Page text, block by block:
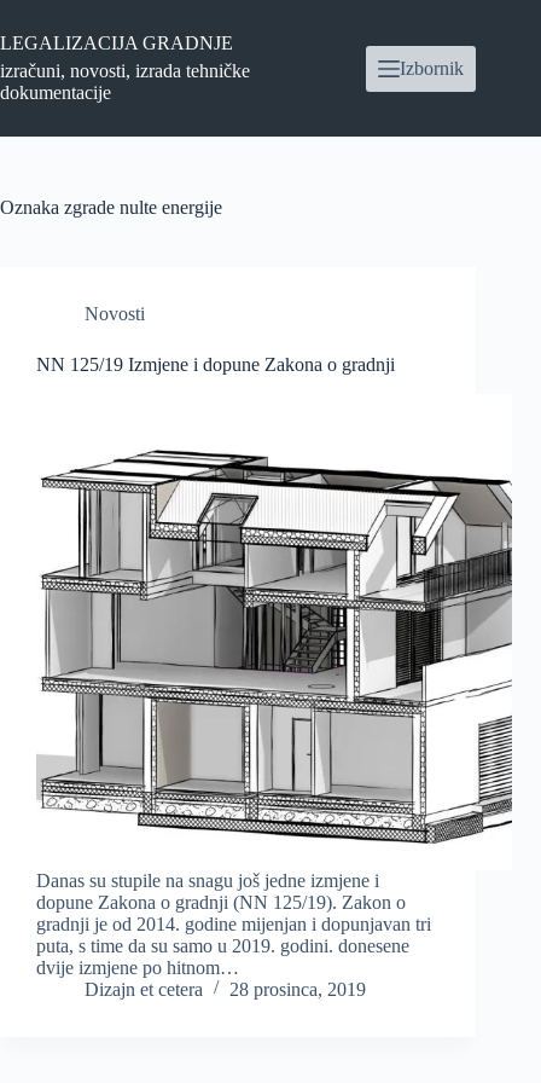
sadržaj
LEGALIZACIJA GRADNJE
izračuni, novosti, izrada tehničke
dokumentacije
Izbornik
Oznaka zgrade nulte energije
Novosti
NN 125/19 Izmjene i dopune Zakona o gradnji
Danas su stupile na snagu još jedne izmjene i
dopune Zakona o gradnji (NN 125/19). Zakon o
gradnji je od 2014. godine mijenjan i dopunjavan tri
puta, s time da su samo u 2019. godini. donesene
dvije izmjene po hitnom…
Dizajn et cetera
28 prosinca, 2019